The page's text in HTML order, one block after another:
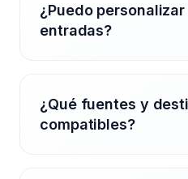
¿Puedo
entradas?
¿Qué fuentes y
compatibles?